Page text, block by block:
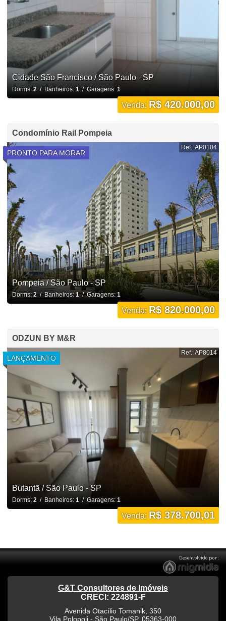
Cidade São Francisco / São Paulo - SP
Dorms: 2/ Banheiros: 1/ Garagens: 1
Venda: R$ 420.000,00
Condomínio Rail Pompeia
PRONTO PARA MORAR
Ref.: AP0104
Pompeia / São Paulo - SP
Dorms: 2/ Banheiros: 1/ Garagens: 1
Venda: R$ 820.000,00
ODZUN BY M&R
LANÇAMENTO
Ref.: AP8014
Butantã / São Paulo - SP
Dorms: 2/ Banheiros: 1 / Garagens: 1
Venda: R$ 378.700,01
G&T Consultores de Imóveis
CRECI: 224891-F
Avenida Otacílio Tomanik, 350
Vila Polopoli - São Paulo/SP, 05363-000